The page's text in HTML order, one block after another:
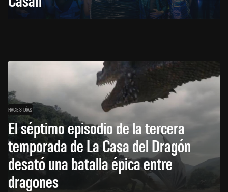
HACE 3 DÍAS
El séptimo episodio de la tercera
temporada de La Casa del Dragón
desató una batalla épica entre
dragones